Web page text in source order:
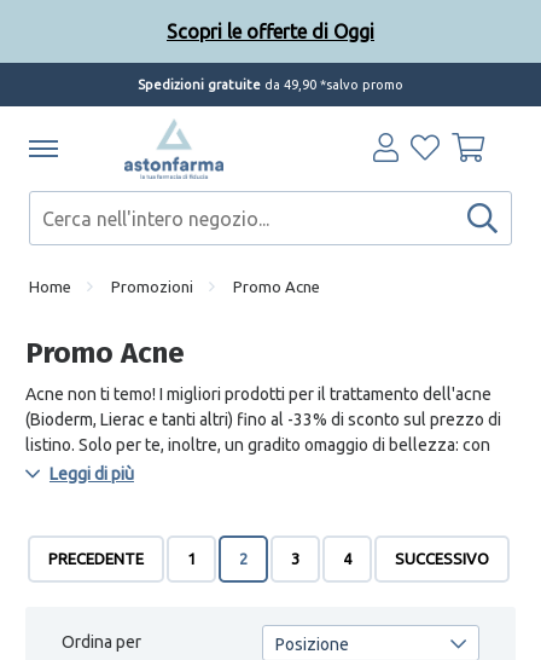
Spedizioni gratuite da 49,90 *salvo promo
Home Promozioni Promo Acne
Promo Acne
Acne non ti temo! I migliori prodotti per il trattamento dell'acne
(Bioderm, Lierac e tanti altri) fino al -33% di sconto sul prezzo di
listino. Solo per te, inoltre, un gradito omaggio di bellezza: con
l'acquisto di almeno 2 prodotti in promo, ricevi un detergente viso
Leggi di più
PRECEDENTE 1 2 3 4 SUCCESSIVO
Ordina per Posizione
Scopri le offerte di Oggi